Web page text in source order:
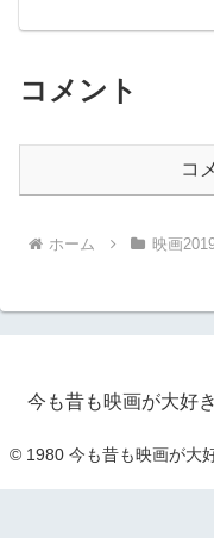
コメント
コ
ホーム 映画
今も昔も映画が大好
© 1980 今も昔も映画が大